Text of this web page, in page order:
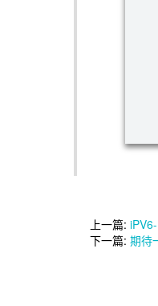
上一篇:
下一篇: 期待